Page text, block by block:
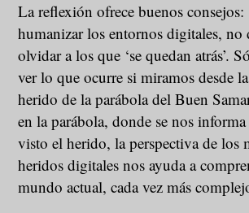
La reflexión ofrece buenos consejos:
humanizar los entornos digitales, no
olvidar a los que ‘se quedan atrás’.
ver lo que ocurre si miramos desde
herido de la parábola del Buen
en la parábola, donde se nos
visto el herido, la perspectiva de los
heridos digitales nos ayuda a
mundo actual, cada vez más